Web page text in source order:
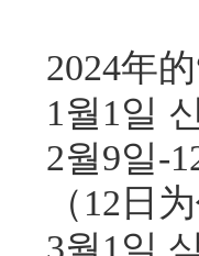
2024年
1월1일
2월9일-
（12日
3월1일